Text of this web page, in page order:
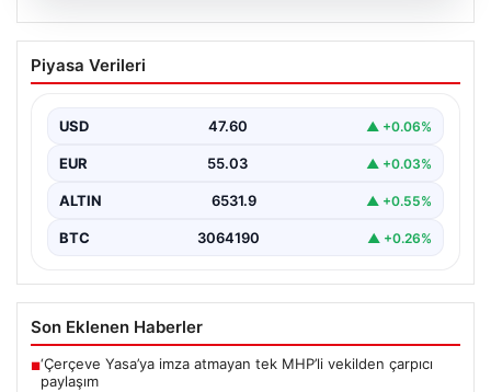
05.08.2026
Merkez Bankası faiz kararı ne zaman?
Ekonomistlerin nisan ayı faiz beklentisi
Piyasa Verileri
USD 47.60 ▲ +0.06%
EUR 55.03 ▲ +0.03%
ALTIN 6531.9 ▲ +0.55%
BTC 3064190 ▲ +0.26%
Son Eklenen Haberler
■‘Çerçeve Yasa’ya imza atmayan tek MHP’li vekilden çarpıcı
paylaşım